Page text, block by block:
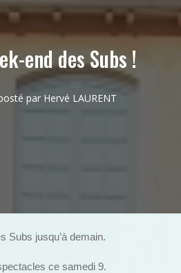
end des Subs !
par Hervé LAURENT
Subs jusqu’à demain.
ce samedi 9.